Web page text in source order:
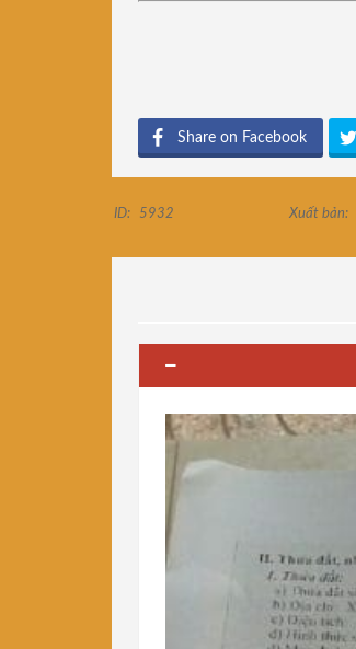
Share on Facebook
ID: 5932 Xuất bản: